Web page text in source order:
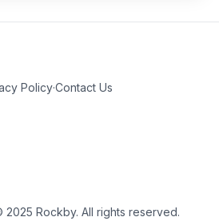
Policy·Contact Us
2025 Rockby. All rights reserved.